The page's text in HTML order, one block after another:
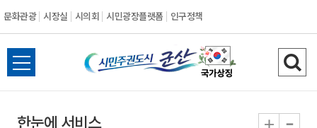
문화관광 시장실 시의회 시민광장플랫폼 인구정책
시
민
전
체
뉴
검
색
기
한눈에 서비스